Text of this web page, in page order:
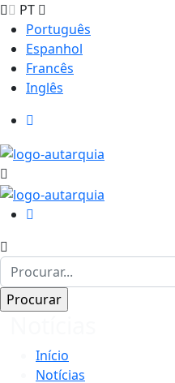
PT
Português
Espanhol
Francês
Inglês
Início
Notícias